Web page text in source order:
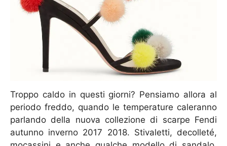
Troppo caldo in questi giorni? Pensiamo allora al
periodo freddo, quando le temperature caleranno
parlando della nuova collezione di scarpe Fendi
autunno inverno 2017 2018. Stivaletti, decolleté,